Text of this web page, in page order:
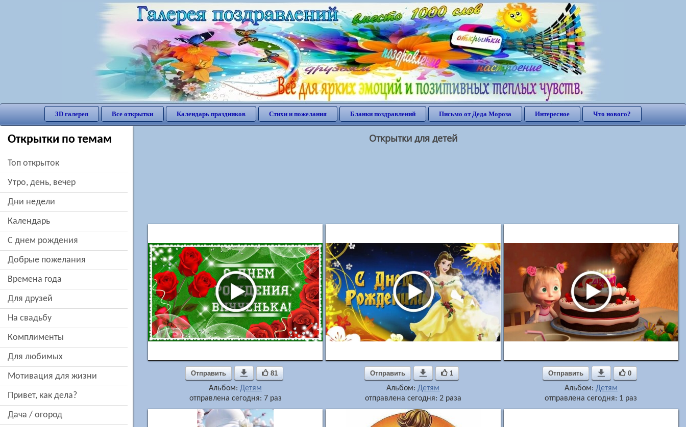
3D галерея Все открытки Календарь праздников Стихи и пожелания Бланки поздравлений Письмо от Деда Мороза Интересное Что нового?
Открытки по темам
Топ открыток
утро, день, вечер
дни недели
Календарь
c днем рождения
добрые пожелания
времена года
для друзей
на свадьбу
комплименты
для любимых
мотивация для жизни
привет, как дела?
дача / огород
Открытки для детей
Отправить  81
Альбом: Детям
отправлена сегодня: 7 раз
Отправить  1
Альбом:Детям
отправлена сегодня: 2 раза
Отправить  0
Альбом: Детям
отправлена сегодня: 1 раз